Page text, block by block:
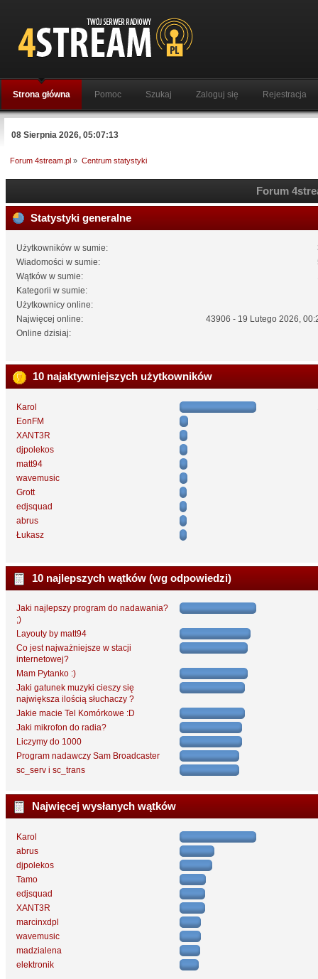
Strona główna Pomoc Szukaj Zaloguj się Rejestracja
08 Sierpnia 2026, 05:07:13
Forum 4stream.pl » Centrum statystyki
Forum
Statystyki generalne
Użytkowników w sumie:
Wiadomości w sumie:
Wątków w sumie:
Kategorii w sumie:
Użytkownicy online:
Najwięcej online:
43906 - 19 Lutego 2026,
Online dzisiaj:
10 najaktywniejszych użytkowników
Karol
EonFM
XANT3R
djpolekos
matt94
wavemusic
Grott
edjsquad
abrus
Łukasz
10 najlepszych wątków (wg odpowiedzi)
Jaki najlepszy program do nadawania?
;)
Layouty by matt94
Co jest najważniejsze w stacji
internetowej?
Mam Pytanko :)
Jaki gatunek muzyki cieszy się
największa ilością słuchaczy ?
Jakie macie Tel Komórkowe :D
Jaki mikrofon do radia?
Liczymy do 1000
Program nadawczy Sam Broadcaster
sc_serv i sc_trans
Najwięcej wysłanych wątków
Karol
abrus
djpolekos
Tamo
edjsquad
XANT3R
marcinxdpl
wavemusic
madzialena
elektronik